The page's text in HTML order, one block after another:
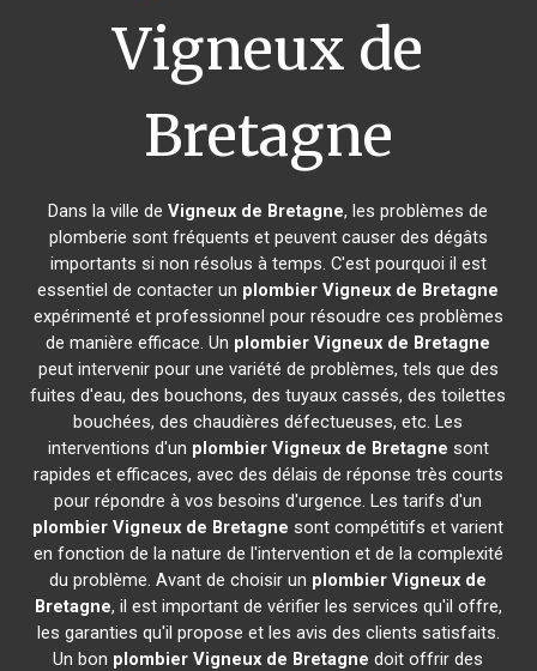
Vigneux de
Bretagne
Dans la ville deVigneux de Bretagne, les problèmes de
plomberie sont fréquents et peuvent causer des dégâts
importants si non résolus à temps. C'est pourquoi il est
essentiel de contacter un plombier Vigneux de Bretagne
expérimenté et professionnel pour résoudre ces problèmes
de manière efficace. Un plombier Vigneux de Bretagne
peut intervenir pour une variété de problèmes, tels que des
fuites d'eau, des bouchons, des tuyaux cassés, des toilettes
bouchées, des chaudières défectueuses, etc. Les
interventions d'un plombier Vigneux de Bretagne sont
rapides et efficaces, avec des délais de réponse très courts
pour répondre à vos besoins d'urgence. Les tarifs d'un
plombier Vigneux de Bretagne sont compétitifs et varient
en fonction de la nature de l'intervention et de la complexité
du problème. Avant de choisir un plombier Vigneux de
Bretagne, il est important de vérifier les services qu'il offre,
les garanties qu'il propose et les avis des clients satisfaits.
Un bon plombier Vigneux de Bretagne doit offrir des